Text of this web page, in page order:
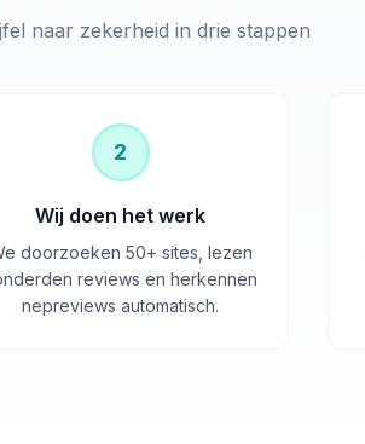
naar zekerheid in drie stappen
2
Wij doen het werk
doorzoeken 50+ sites, lezen
reviews en herkennen
nepreviews automatisch.